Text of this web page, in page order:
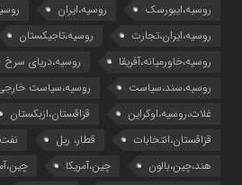
روسیه،ایبورسک
روسیه،ایران
روسیه،ایران،تجارت
روسیه،تاجیکستان
روسیه،خاورمیانه،آفریقا
روسیه،دریای سرخ
روسیه،سند،سیاست
روسیه،سیاست
غلات،روسیه،اوکراین
قزاقستان،ازبکستان
قزاقستان،انتخابات
قطار، ریل
هند،چین،بالون
چین،آمریکا